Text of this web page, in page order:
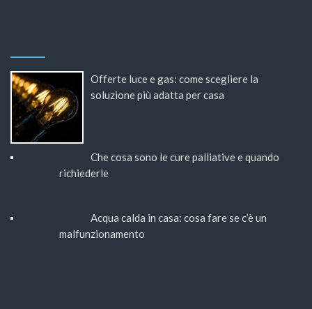
Offerte luce e gas: come scegliere la
soluzione più adatta per casa
Che cosa sono le cure palliative e quando
richiederle
Acqua calda in casa: cosa fare se c’è un
malfunzionamento